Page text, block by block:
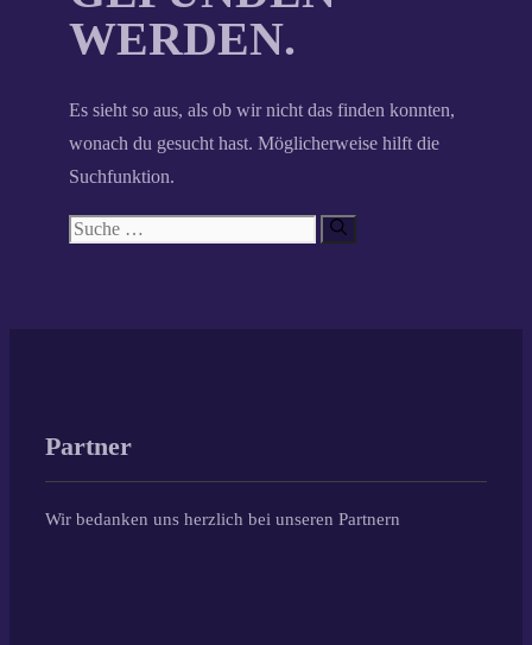
WERDEN.
Es sieht so aus, als ob wir nicht das finden konnten,
wonach du gesucht hast. Möglicherweise hilft die
Suchfunktion.
Suche
Partner
Wir bedanken uns herzlich bei unseren Partnern